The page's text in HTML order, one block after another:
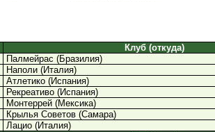
Клуб (откуда)
Палмейрас (Бразилия)
Наполи (Италия)
Атлетико (Испания)
Рекреативо (Испания)
Монтеррей (Мексика)
Крылья Советов (Самара)
Лацио (Италия)